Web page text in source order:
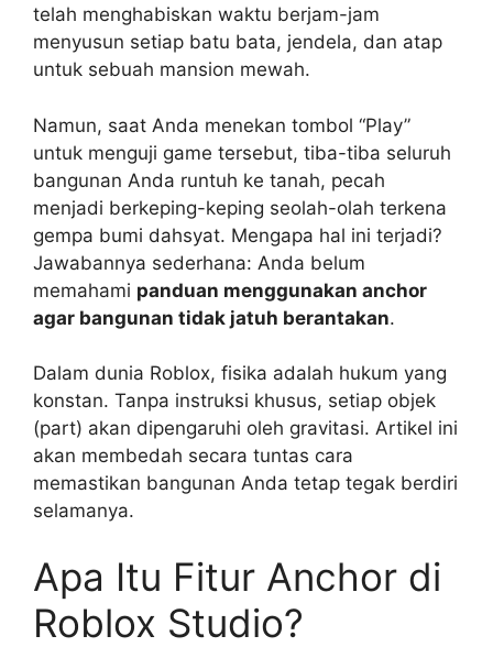
telah menghabiskan waktu berjam-jam
menyusun setiap batu bata, jendela, dan atap
untuk sebuah mansion mewah.
Namun, saat Anda menekan tombol “Play”
untuk menguji game tersebut, tiba-tiba seluruh
bangunan Anda runtuh ke tanah, pecah
menjadi berkeping-keping seolah-olah terkena
gempa bumi dahsyat. Mengapa hal ini terjadi?
Jawabannya sederhana: Anda belum
memahami panduan menggunakan anchor
agar bangunan tidak jatuh berantakan.
Dalam dunia Roblox, fisika adalah hukum yang
konstan. Tanpa instruksi khusus, setiap objek
(part) akan dipengaruhi oleh gravitasi. Artikel ini
akan membedah secara tuntas cara
memastikan bangunan Anda tetap tegak berdiri
selamanya.
Apa Itu Fitur Anchor di
Roblox Studio?